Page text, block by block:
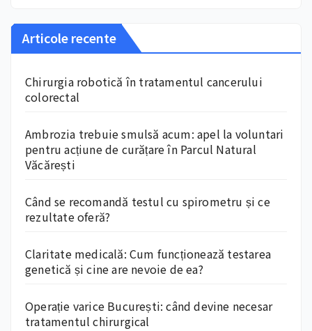
Articole recente
Chirurgia robotică în tratamentul cancerului
colorectal
Ambrozia trebuie smulsă acum: apel la voluntari
pentru acțiune de curățare în Parcul Natural
Văcărești
Când se recomandă testul cu spirometru și ce
rezultate oferă?
Claritate medicală: Cum funcționează testarea
genetică și cine are nevoie de ea?
Operație varice București: când devine necesar
tratamentul chirurgical